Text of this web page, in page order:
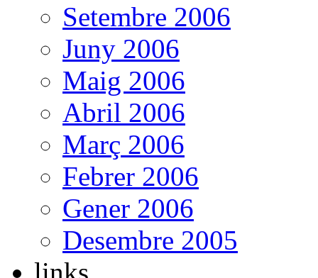
Setembre 2006
Juny 2006
Maig 2006
Abril 2006
Març 2006
Febrer 2006
Gener 2006
Desembre 2005
links